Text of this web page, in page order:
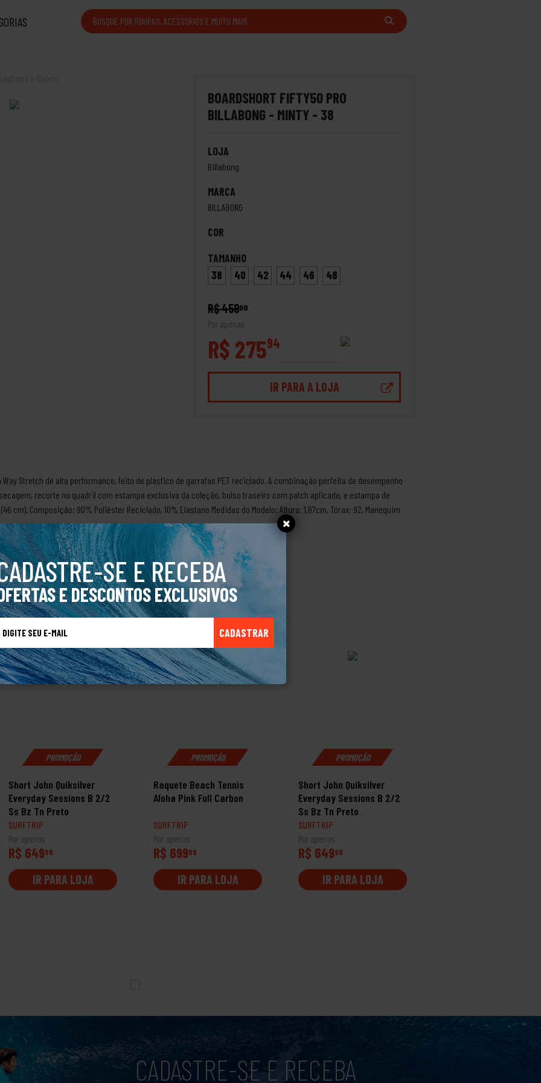
SE E RECEBA
E DESCONTOS EXCLUSIVOS
CADASTRAR
BOARDSHORT FIFTY50 PRO
BILLABONG - MINTY - 38
LOJA
Billabong
MARCA
BILLABONG
COR
TAMANHO
38
40 42 44 46 48
R$ 45990
Por apenas
R$ 27594
IR PARA A LOJA
Way Stretch de alta performance, feito de plástico de garrafas PET reciclado. A combinação perfeita de desempenho
recorte no quadril com estampa exclusiva da coleção, bolso traseiro com patch aplicado, e estampa de
cm). Composição: 90% Poliéster Reciclado, 10% Elastano Medidas do Modelo: Altura: 1,87cm, Tórax: 92, Manequim
TALVEZ VOCÊ TAMBÉM GOSTE
PROMOÇÃO
Short John Quiksilver
Everyday Sessions B 2/2
Ss Bz Tn Preto
SURFTRIP
Por apenas
R$ 64999
IR PARA LOJA
PROMOÇÃO
Raquete Beach Tennis
Aloha Pink Full Carbon
SURFTRIP
Por apenas
R$ 69999
IR PARA LOJA
PROMOÇÃO
Short John Quiksilver
Everyday Sessions B 2/2
Ss Bz Tn Preto
SURFTRIP
Por apenas
R$ 64999
IR PARA LOJA
CADASTRE-SE E RECEBA